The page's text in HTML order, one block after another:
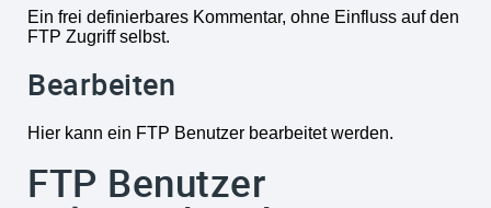
Ein frei definierbares Kommentar, ohne Einfluss auf den
FTP Zugriff selbst.
Bearbeiten
Hier kann ein FTP Benutzer bearbeitet werden.
FTP Benutzer